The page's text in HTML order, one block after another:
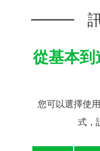
從基本到
您可以選擇使
式，